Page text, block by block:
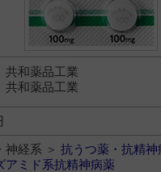
共和薬品工業
共和薬品工業
神経系 ＞抗うつ薬・抗精神
アミド系抗精神病薬